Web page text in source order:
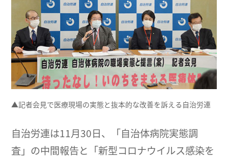
▲記者会見で医療現場の実態と抜本的な改善を訴える自治労連
自治労連は11月30日、「自治体病院実態調
査」の中間報告と「新型コロナウイルス感染を